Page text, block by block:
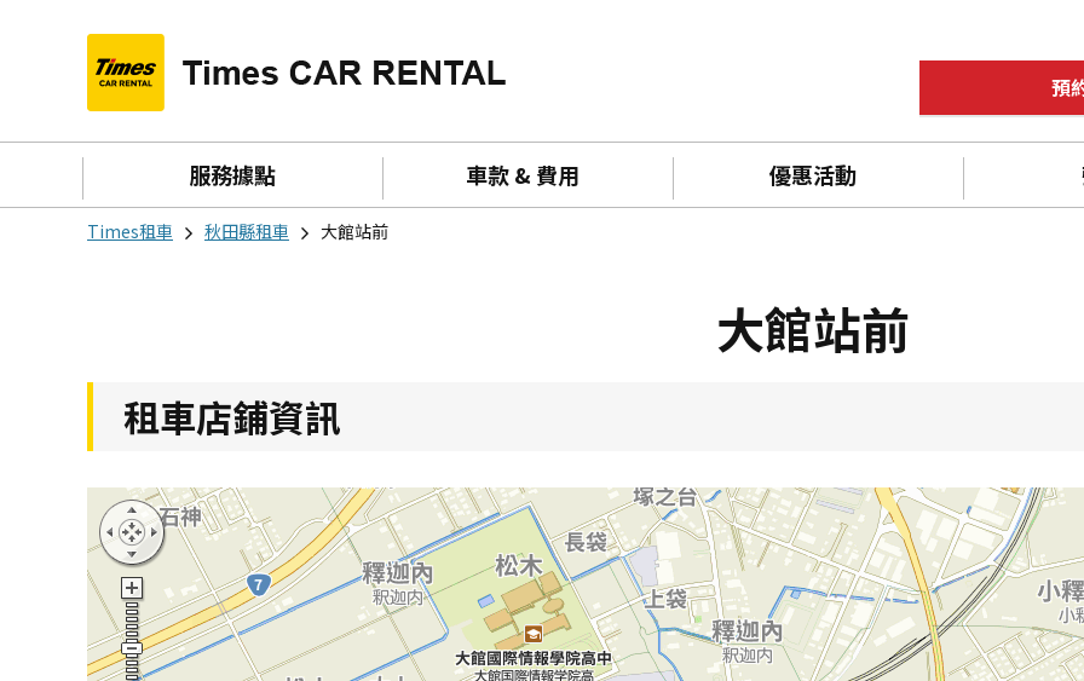
預
服務據點 車款 & 費用 優惠活動
Times租車 秋田縣租車 大館站前
大館站前
租車店鋪資訊